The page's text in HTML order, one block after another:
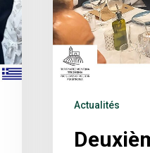
Actualités